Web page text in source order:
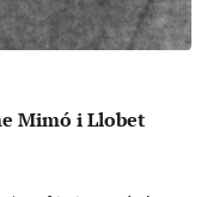
Mimó i Llobet